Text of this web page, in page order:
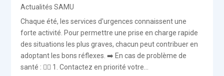
Actualités SAMU
Chaque été, les services d'urgences connaissent une
forte activité. Pour permettre une prise en charge rapide
des situations les plus graves, chacun peut contribuer en
adoptant les bons réflexes. ➡️ En cas de problème de
santé : 👨‍⚕️ 1. Contactez en priorité votre...